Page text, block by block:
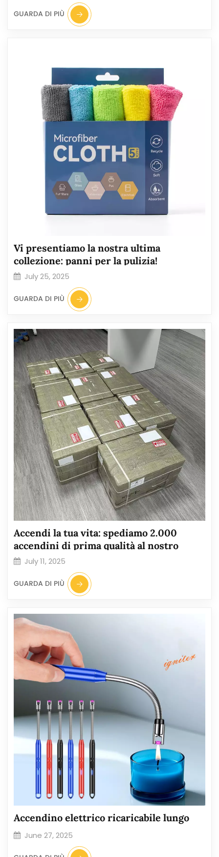
GUARDA DI PIÙ
Vi presentiamo la nostra ultima
collezione: panni per la pulizia!
July 25, 2025
GUARDA DI PIÙ
Accendi la tua vita: spediamo 2.000
accendini di prima qualità al nostro
stimato cliente in Bolivia!
July 11, 2025
GUARDA DI PIÙ
Accendino elettrico ricaricabile lungo
June 27, 2025